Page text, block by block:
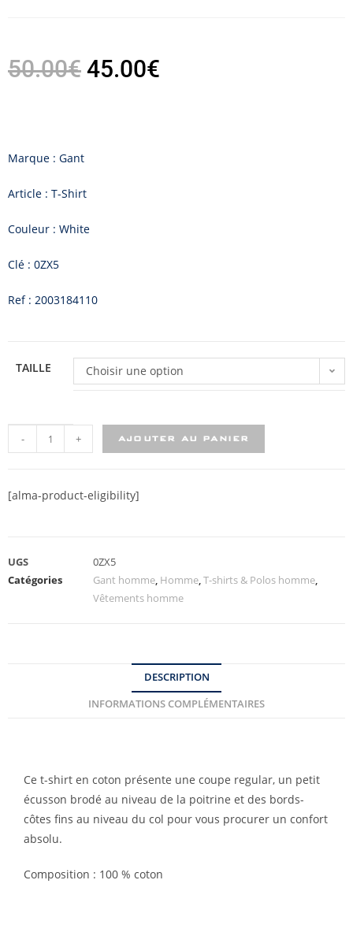
50.00€ 45.00€
Marque : Gant
Article : T-Shirt
Couleur : White
Clé : 0ZX5
Ref : 2003184110
TAILLE Choisir une option
- + AJOUTER AU PANIER
[alma-product-eligibility]
UGS
0ZX5
Catégories
Gant homme, Homme,T-shirts & Polos homme,
Vêtements homme
DESCRIPTION
INFORMATIONS COMPLÉMENTAIRES
Ce t-shirt en coton présente une coupe regular, un petit
écusson brodé au niveau de la poitrine et des bords-
côtes fins au niveau du col pour vous procurer un confort
absolu.
Composition : 100 % coton